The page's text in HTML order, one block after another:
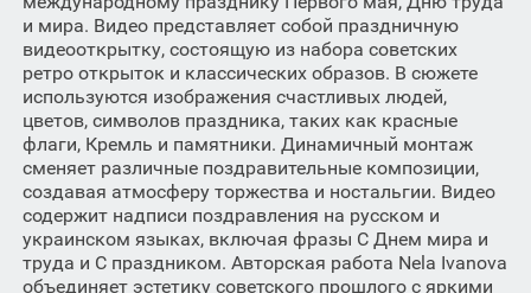
и мира. Видео представляет собой праздничную
видеооткрытку, состоящую из набора советских
ретро открыток и классических образов. В сюжете
используются изображения счастливых людей,
цветов, символов праздника, таких как красные
флаги, Кремль и памятники. Динамичный монтаж
сменяет различные поздравительные композиции,
создавая атмосферу торжества и ностальгии. Видео
содержит надписи поздравления на русском и
украинском языках, включая фразы С Днем мира и
труда и С праздником. Авторская работа Nela Ivanova
объединяет эстетику советского прошлого с яркими